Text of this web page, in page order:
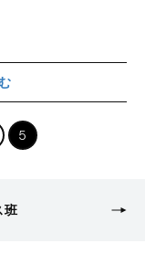
5
班